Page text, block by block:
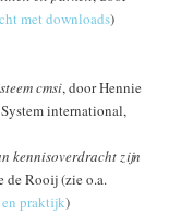
met downloads)
cmsi, door Hennie
international,
kennisoverdracht zijn
de Rooij (zie o.a.
en praktijk)